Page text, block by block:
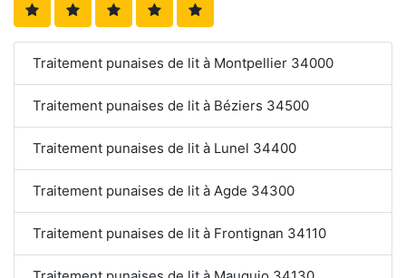
Traitement punaises de lit à Montpellier 34000
Traitement punaises de lit à Béziers 34500
Traitement punaises de lit à Lunel 34400
Traitement punaises de lit à Agde 34300
Traitement punaises de lit à Frontignan 34110